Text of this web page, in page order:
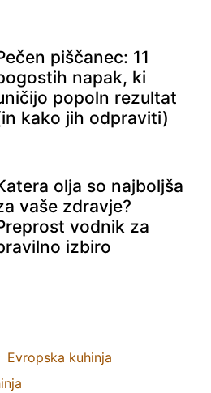
piščanec: 11
napak, ki
popoln rezultat
kako jih odpraviti)
olja so najboljša
vaše zdravje?
vodnik za
izbiro
Evropska kuhinja